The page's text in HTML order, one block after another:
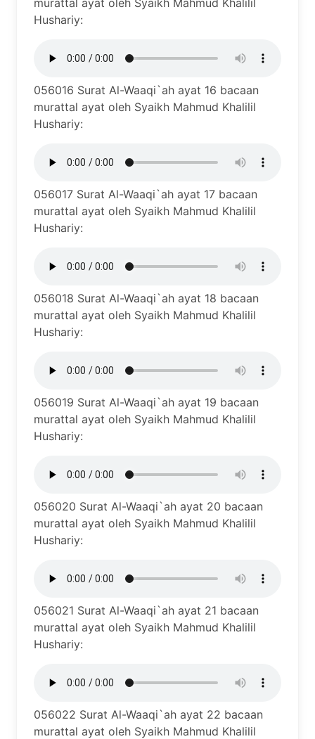
murattal ayat oleh Syaikh Mahmud Khalilil
Hushariy:
056016 Surat Al-Waaqi`ah ayat 16 bacaan
murattal ayat oleh Syaikh Mahmud Khalilil
Hushariy:
056017 Surat Al-Waaqi`ah ayat 17 bacaan
murattal ayat oleh Syaikh Mahmud Khalilil
Hushariy:
056018 Surat Al-Waaqi`ah ayat 18 bacaan
murattal ayat oleh Syaikh Mahmud Khalilil
Hushariy:
056019 Surat Al-Waaqi`ah ayat 19 bacaan
murattal ayat oleh Syaikh Mahmud Khalilil
Hushariy:
056020 Surat Al-Waaqi`ah ayat 20 bacaan
murattal ayat oleh Syaikh Mahmud Khalilil
Hushariy:
056021 Surat Al-Waaqi`ah ayat 21 bacaan
murattal ayat oleh Syaikh Mahmud Khalilil
Hushariy:
056022 Surat Al-Waaqi`ah ayat 22 bacaan
murattal ayat oleh Syaikh Mahmud Khalilil